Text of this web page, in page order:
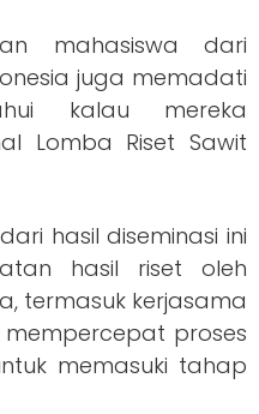
mahasiswa dari
juga memadati
kalau mereka
Lomba Riset Sawit
hasil diseminasi ini
hasil riset oleh
termasuk kerjasama
proses
memasuki tahap